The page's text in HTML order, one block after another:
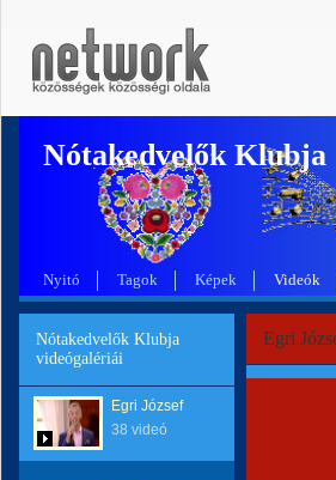
Nótakedvelők Klubja
Nyitó Tagok Képek Videók
Nótakedvelők Klubja
videógalériái
Egri József
38 videó
Egri